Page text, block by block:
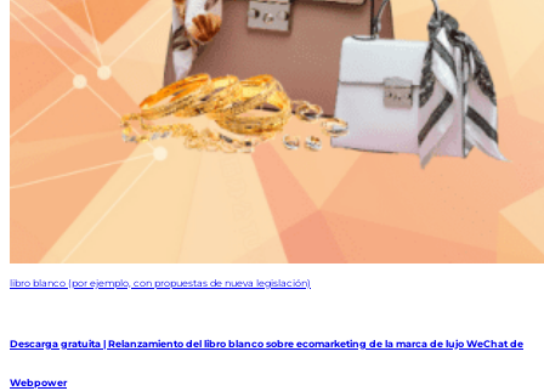
libro blanco (por ejemplo, con propuestas de nueva legislación)
Descarga gratuita | Relanzamiento del libro blanco sobre ecomarketing de la marca de lujo WeChat de
Webpower